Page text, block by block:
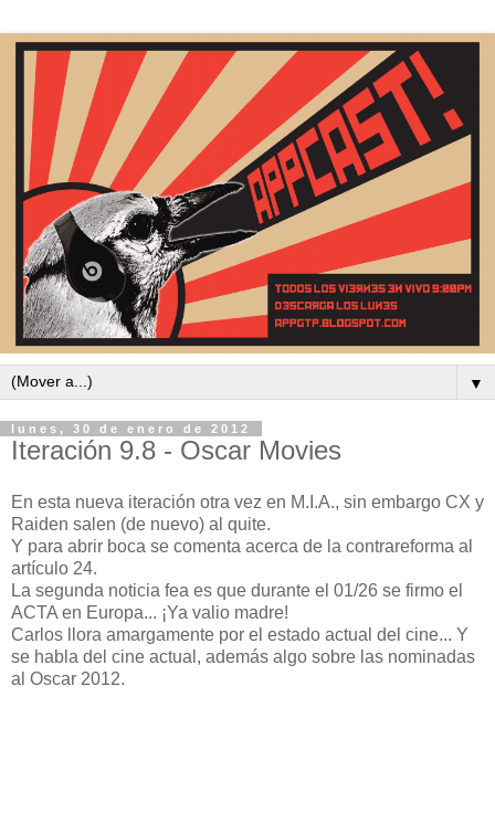
▼
lunes, 30 de enero de 2012
Iteración 9.8 - Oscar Movies
En esta nueva iteración otra vez en M.I.A., sin embargo CX y
Raiden salen (de nuevo) al quite.
Y para abrir boca se comenta acerca de la contrareforma al
artículo 24.
La segunda noticia fea es que durante el 01/26 se firmo el
ACTA en Europa... ¡Ya valio madre!
Carlos llora amargamente por el estado actual del cine... Y
se habla del cine actual, además algo sobre las nominadas
al Oscar 2012.